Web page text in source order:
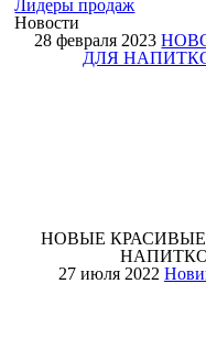
Лидеры продаж
Новости
28 февраля 2023
ДЛЯ
НОВЫЕ
27 июля 2022